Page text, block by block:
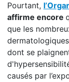
Pourtant,
affirme encore
que les
dont se
causés par